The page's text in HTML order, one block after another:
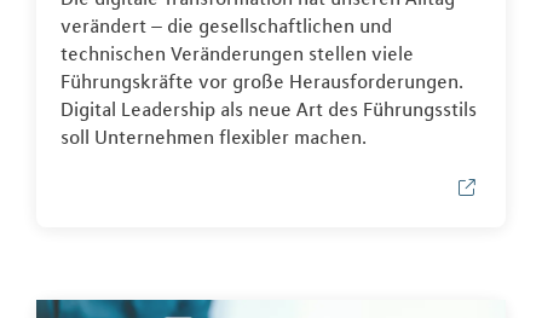
verändert – die gesellschaftlichen und
technischen Veränderungen stellen viele
Führungskräfte vor große Herausforderungen.
Digital Leadership als neue Art des Führungsstils
soll Unternehmen flexibler machen.